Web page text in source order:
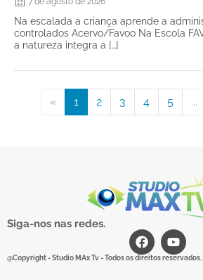
Na escalada a criança aprende a
controlados Acervo/Favoo Na Escola
a natureza integra a […]
« 1 2 3 4 5 ...
Siga-nos nas redes.
@Copyright - Studio MAx Tv - Todos os direitos reservados.